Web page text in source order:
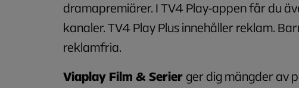
dramapremiärer. I TV4 Play-appen får du
kanaler. TV4 Play Plus innehåller reklam.
reklamfria.
Viaplay Film & Serier ger dig mängder av